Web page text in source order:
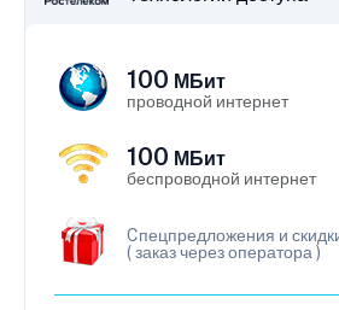
100 МБит
проводной интернет
100 МБит
беспроводной интернет
Cпецпредложения и
( заказ через оператора )